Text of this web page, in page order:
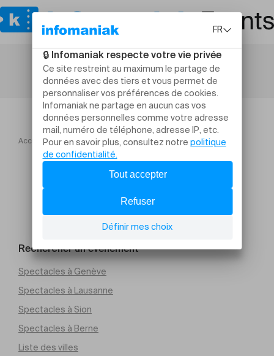
Accueil Théâtre et arts vivants Heka Gandini Juggling
Rechercher un évènement
Spectacles à Genève
Spectacles à Lausanne
Spectacles à Sion
Spectacles à Berne
Liste des villes